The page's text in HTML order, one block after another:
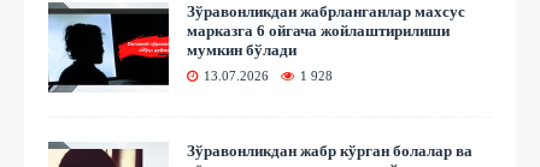
Зўравонликдан жабрланганлар махсус
марказга 6 ойгача жойлаштирилиши
мумкин бўлади
13.07.2026 1 928
Зўравонликдан жабр кўрган болалар ва